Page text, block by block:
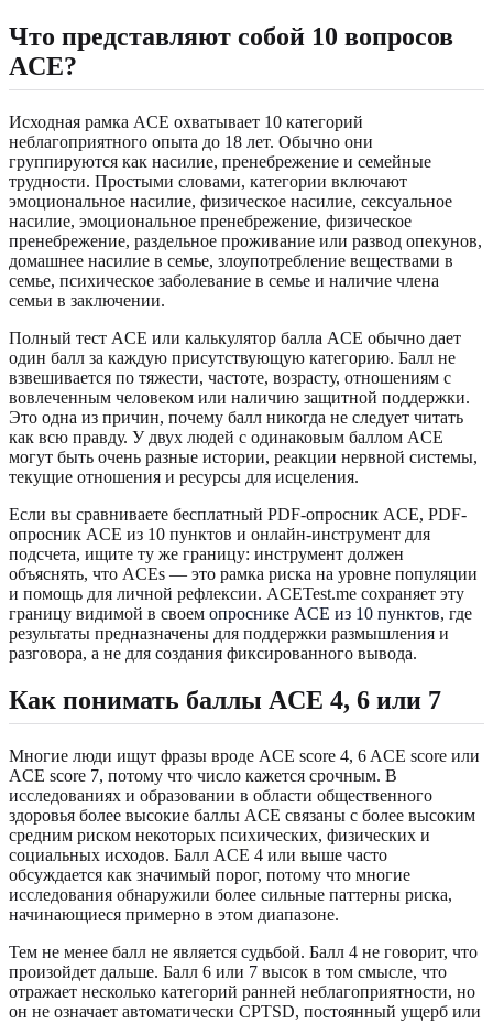
Что представляют собой 10 вопросов
ACE?
Исходная рамка ACE охватывает 10 категорий
неблагоприятного опыта до 18 лет. Обычно они
группируются как насилие, пренебрежение и семейные
трудности. Простыми словами, категории включают
эмоциональное насилие, физическое насилие, сексуальное
насилие, эмоциональное пренебрежение, физическое
пренебрежение, раздельное проживание или развод опекунов,
домашнее насилие в семье, злоупотребление веществами в
семье, психическое заболевание в семье и наличие члена
семьи в заключении.
Полный тест ACE или калькулятор балла ACE обычно дает
один балл за каждую присутствующую категорию. Балл не
взвешивается по тяжести, частоте, возрасту, отношениям с
вовлеченным человеком или наличию защитной поддержки.
Это одна из причин, почему балл никогда не следует читать
как всю правду. У двух людей с одинаковым баллом ACE
могут быть очень разные истории, реакции нервной системы,
текущие отношения и ресурсы для исцеления.
Если вы сравниваете бесплатный PDF-опросник ACE, PDF-
опросник ACE из 10 пунктов и онлайн-инструмент для
подсчета, ищите ту же границу: инструмент должен
объяснять, что ACEs — это рамка риска на уровне популяции
и помощь для личной рефлексии. ACETest.me сохраняет эту
границу видимой в своем опроснике ACE из 10 пунктов, где
результаты предназначены для поддержки размышления и
разговора, а не для создания фиксированного вывода.
Как понимать баллы ACE 4, 6 или 7
Многие люди ищут фразы вроде ACE score 4, 6 ACE score или
ACE score 7, потому что число кажется срочным. В
исследованиях и образовании в области общественного
здоровья более высокие баллы ACE связаны с более высоким
средним риском некоторых психических, физических и
социальных исходов. Балл ACE 4 или выше часто
обсуждается как значимый порог, потому что многие
исследования обнаружили более сильные паттерны риска,
начинающиеся примерно в этом диапазоне.
Тем не менее балл не является судьбой. Балл 4 не говорит, что
произойдет дальше. Балл 6 или 7 высок в том смысле, что
отражает несколько категорий ранней неблагоприятности, но
он не означает автоматически CPTSD, постоянный ущерб или